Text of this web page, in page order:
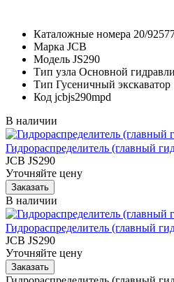
Каталожные номера 20/
Марка JCB
Модель JS290
Тип узла Основной
Тип Гусеничный экскаватор
Код jcbjs290mpd
В наличии
Гидрораспределитель (главный
JCB JS290
Уточняйте цену
В наличии
Гидрораспределитель (главный
JCB JS290
Уточняйте цену